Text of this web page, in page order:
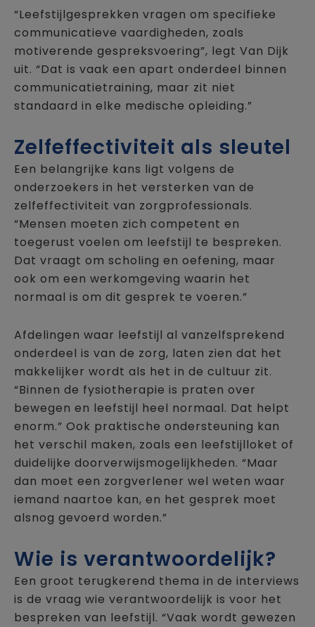
“Leefstijlgesprekken vragen om specifieke
communicatieve vaardigheden, zoals
motiverende gespreksvoering”, legt Van Dijk
uit. “Dat is vaak een apart onderdeel binnen
communicatietraining, maar zit niet
standaard in elke medische opleiding.”
Zelfeffectiviteit als sleutel
Een belangrijke kans ligt volgens de
onderzoekers in het versterken van de
zelfeffectiviteit van zorgprofessionals.
“Mensen moeten zich competent en
toegerust voelen om leefstijl te bespreken.
Dat vraagt om scholing en oefening, maar
ook om een werkomgeving waarin het
normaal is om dit gesprek te voeren.”
Afdelingen waar leefstijl al vanzelfsprekend
onderdeel is van de zorg, laten zien dat het
makkelijker wordt als het in de cultuur zit.
“Binnen de fysiotherapie is praten over
bewegen en leefstijl heel normaal. Dat helpt
enorm.” Ook praktische ondersteuning kan
het verschil maken, zoals een leefstijlloket of
duidelijke doorverwijsmogelijkheden. “Maar
dan moet een zorgverlener wel weten waar
iemand naartoe kan, en het gesprek moet
alsnog gevoerd worden.”
Wie is verantwoordelijk?
Een groot terugkerend thema in de interviews
is de vraag wie verantwoordelijk is voor het
bespreken van leefstijl. “Vaak wordt gewezen